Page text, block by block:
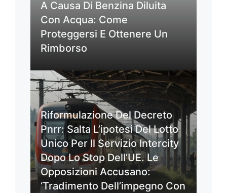
A Causa Di Benzina Diluita
Con Acqua: Come
Proteggersi E Ottenere Un
Rimborso
Riformulazione Del Decreto
Pnrr: Salta L’ipotesi Del Lotto
Unico Per Il Servizio Intercity
Dopo Lo Stop Dell’UE. Le
Opposizioni Accusano:
‘Tradimento Dell’impegno Con